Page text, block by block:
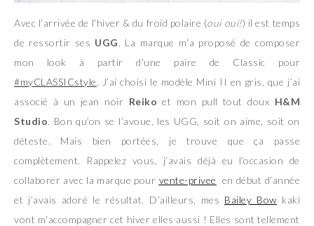
Avec l’arrivée de l’hiver & du froid polaire (oui oui!) il est temps
de ressortir ses UGG. La marque m’a proposé de composer
mon look à partir d’une paire de Classic pour
#myCLASSICstyle. J’ai choisi le modèle Mini II en gris, que j’ai
associé à un jean noir Reiko et mon pull tout doux H&M
Studio. Bon qu’on se l’avoue, les UGG, soit on aime, soit on
déteste. Mais bien portées, je trouve que ça passe
complètement. Rappelez vous, j’avais déjà eu l’occasion de
collaborer avec la marque pour vente-privee en début d’année
et j’avais adoré le résultat. D’ailleurs, mes Bailey Bow kaki
vont m’accompagner cet hiver elles aussi ! Elles sont tellement